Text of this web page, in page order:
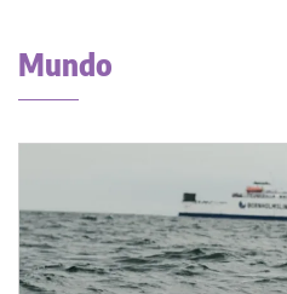
Mundo